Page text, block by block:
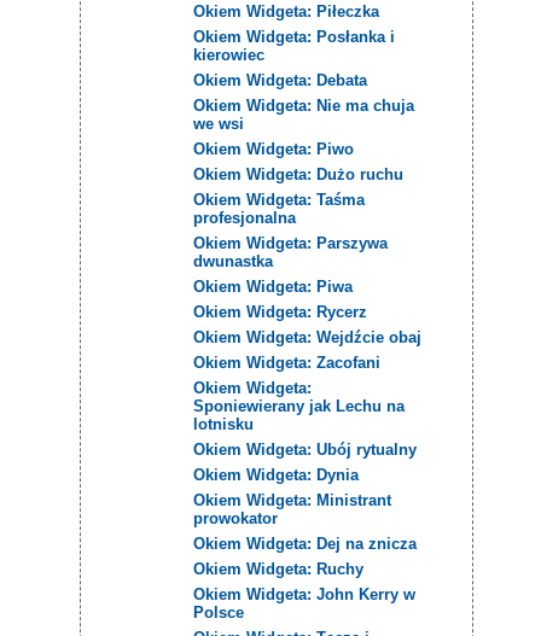
Okiem Widgeta: Piłeczka
Okiem Widgeta: Posłanka i
kierowiec
Okiem Widgeta: Debata
Okiem Widgeta: Nie ma chuja
we wsi
Okiem Widgeta: Piwo
Okiem Widgeta: Dużo ruchu
Okiem Widgeta: Taśma
profesjonalna
Okiem Widgeta: Parszywa
dwunastka
Okiem Widgeta: Piwa
Okiem Widgeta: Rycerz
Okiem Widgeta: Wejdźcie obaj
Okiem Widgeta: Zacofani
Okiem Widgeta:
Sponiewierany jak Lechu na
lotnisku
Okiem Widgeta: Ubój rytualny
Okiem Widgeta: Dynia
Okiem Widgeta: Ministrant
prowokator
Okiem Widgeta: Dej na znicza
Okiem Widgeta: Ruchy
Okiem Widgeta: John Kerry w
Polsce